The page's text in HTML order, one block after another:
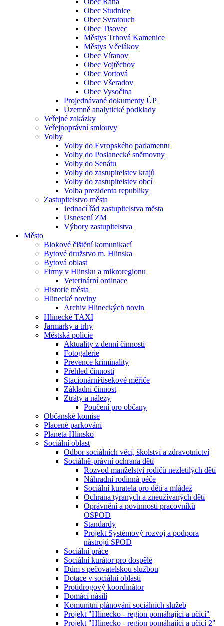
Obec Studnice
Obec Svratouch
Obec Tisovec
Městys Trhová Kamenice
Městys Včelákov
Obec Vítanov
Obec Vojtěchov
Obec Vortová
Obec Všeradov
Obec Vysočina
Projednávané dokumenty ÚP
Územně analytické podklady
Veřejné zakázky
Veřejnoprávní smlouvy
Volby
Volby do Evropského parlamentu
Volby do Poslanecké sněmovny
Volby do Senátu
Volby do zastupitelstev krajů
Volby do zastupitelstev obcí
Volba prezidenta republiky
Zastupitelstvo města
Jednací řád zastupitelstva města
Usnesení ZM
Výbory zastupitelstva
Město
Blokové čištění komunikací
Bytové družstvo m. Hlinska
Bytová oblast
Firmy v Hlinsku a mikroregionu
Veterinární ordinace
Historie města
Hlinecké noviny
Archiv Hlineckých novin
Hlinecké TAXI
Jarmarky a trhy
Městská policie
Aktuality z denní činnosti
Fotogalerie
Prevence kriminality
Přehled činnosti
Stacionární⁄úsekové měřiče
Základní činnost
Ztráty a nálezy
Poučení pro občany
Občanské komise
Placené parkování
Planeta Hlinsko
Sociální oblast
Odbor sociálních věcí, školství a zdravotnictví
Sociálně-právní ochrana dětí
Rozvod manželství rodičů nezletilých dětí
Náhradní rodinná péče
Sociální kuratela pro děti a mládež
Ochrana týraných a zneužívaných dětí
Oprávnění a povinnosti pracovníků
OSPOD
Standardy
Projekt Systémový rozvoj a podpora
nástrojů SPOD
Sociální práce
Sociální kurátor pro dospělé
Dům s pečovatelskou službou
Dotace v sociální oblasti
Protidrogový koordinátor
Domácí násilí
Komunitní plánování sociálních služeb
Projekt "Hlinecko - region pomáhající a učící"
Projekt "Hlinecko - region pomáhající a učící 2"